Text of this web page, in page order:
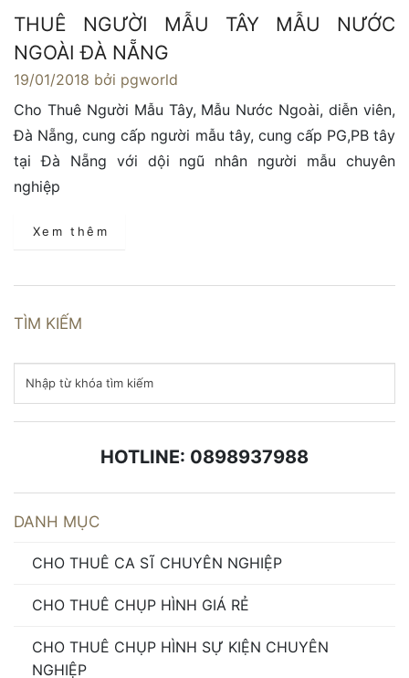
THUÊ NGƯỜI MẪU TÂY MẪU NƯỚC
NGOÀI ĐÀ NẴNG
19/01/2018 bởi pgworld
Cho Thuê Người Mẫu Tây, Mẫu Nước Ngoài, diễn viên,
Đà Nẵng, cung cấp người mẫu tây, cung cấp PG,PB tây
tại Đà Nẵng với dội ngũ nhân người mẫu chuyên
nghiệp
Xem thêm
TÌM KIẾM
HOTLINE: 0898937988
DANH MỤC
CHO THUÊ CA SĨ CHUYÊN NGHIỆP
CHO THUÊ CHỤP HÌNH GIÁ RẺ
CHO THUÊ CHỤP HÌNH SỰ KIỆN CHUYÊN
NGHIỆP